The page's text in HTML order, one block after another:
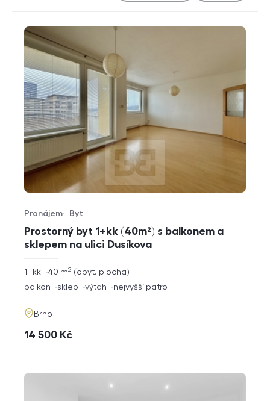
Prostorný byt 1+kk (40m²) s balkonem a
sklepem na ulici Dusíkova
Typ nabídky
Pronájem
Typ nemovitosti
Byt
rozměry
1+kk obyt. plocha
40 m2
funkce
balkon sklep výtah nejvyšší patro
adresa
Brno
cena
14 500 Kč